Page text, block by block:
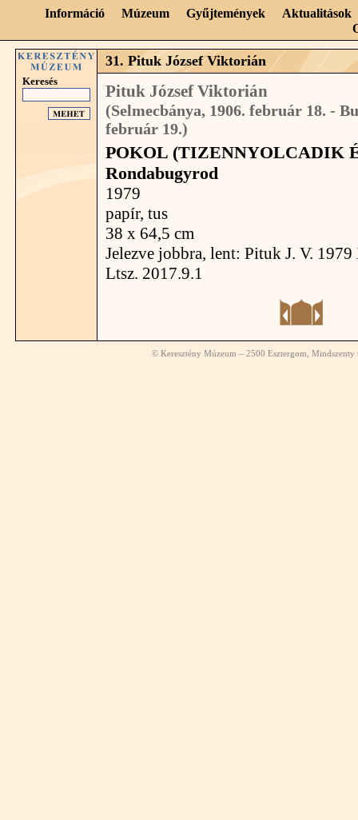
Információ Múzeum Gyűjtemények
Aktualitások
Keresés
31. Pituk József Viktorián
Pituk József Viktorián
(Selmecbánya, 1906. február 18. -
február 19.)
POKOL (TIZENNYOLCADIK
Rondabugyrod
1979
papír, tus
38 x 64,5 cm
Jelezve jobbra, lent: Pituk J. V.
Ltsz. 2017.9.1
© Keresztény Múzeum – 2500 Esztergom,